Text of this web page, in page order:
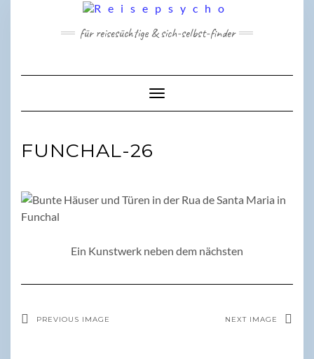
für reisesüchtige & sich-selbst-finder
Toggle Navigation
FUNCHAL-26
Ein Kunstwerk neben dem nächsten
PREVIOUS IMAGE NEXT IMAGE